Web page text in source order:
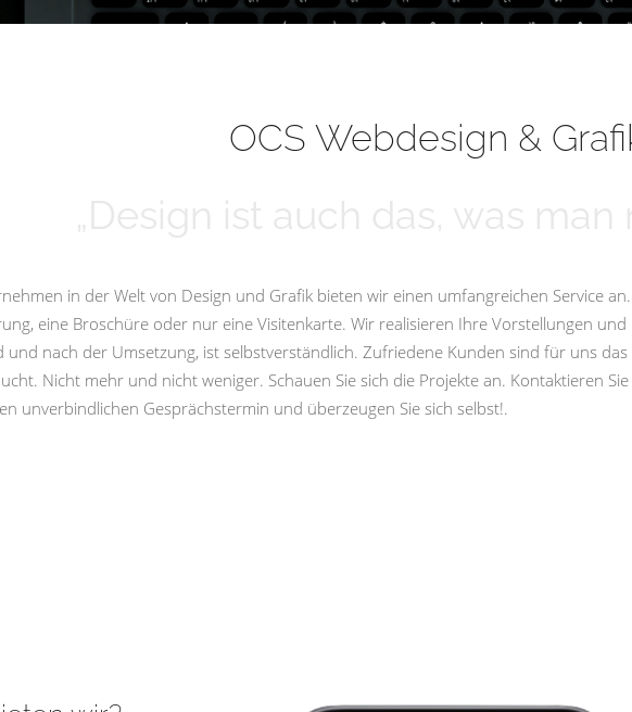
OCS Webdesign &
in der Welt von Design und Grafik bieten wir einen umfangreichen Service
eine Broschüre oder nur eine Visitenkarte. Wir realisieren Ihre Vorstellungen
und nach der Umsetzung, ist selbstverständlich. Zufriedene Kunden sind für uns
Nicht mehr und nicht weniger. Schauen Sie sich die Projekte an. Kontaktieren
unverbindlichen Gesprächstermin und überzeugen Sie sich selbst!.